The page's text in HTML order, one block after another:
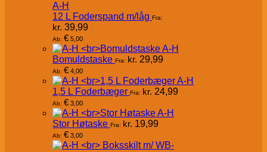
A-H
12 L Foderspand m/låg Fra:
kr. 39,99
Ab: € 5,00
A-H
Bomuldstaske Fra: kr. 29,99
Ab: € 4,00
A-H
1,5 L Foderbæger Fra: kr. 24,99
Ab: € 3,00
A-H
Stor Høtaske Fra: kr. 19,99
Ab: € 3,00